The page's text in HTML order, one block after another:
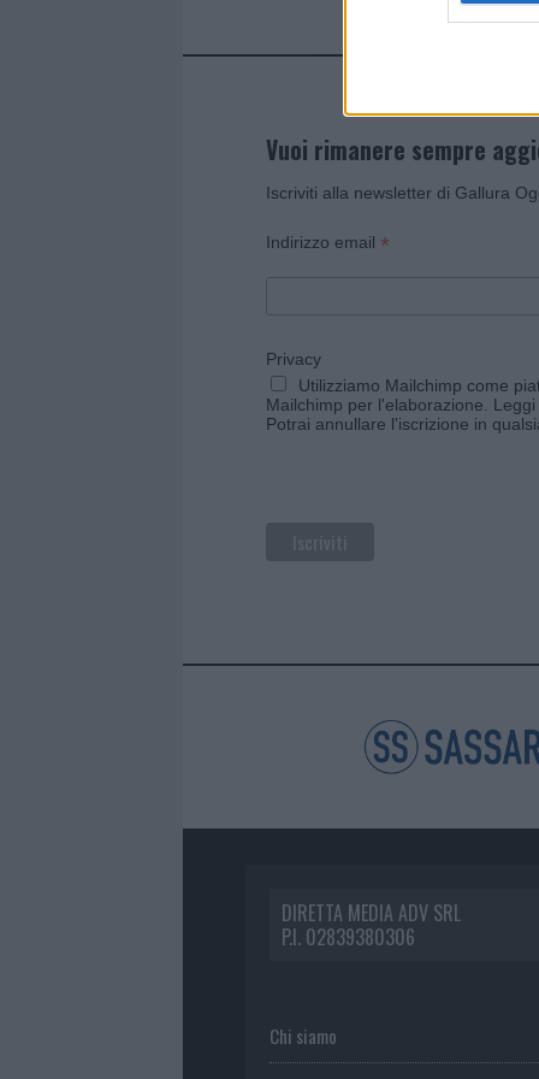
Vuoi rimanere sempre
Iscriviti alla newsletter di Gallura
Indirizzo email *
Privacy
Utilizziamo Mailchimp come
Mailchimp per l'elaborazione.
Potrai annullare l'iscrizione in
DIRETTA MEDIA ADV SRL
P.I. 02839380306
Chi siamo